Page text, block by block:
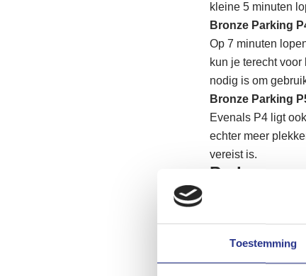
Toestemming
kleine 5 minuten
Bronze Parking
Op 7 minuten
kun je terecht
nodig is om
Bronze Parking
Evenals P4 ligt
echter meer
vereist is.
Wanneer je wilt
andere tarieven.
Parkeren op
De meest